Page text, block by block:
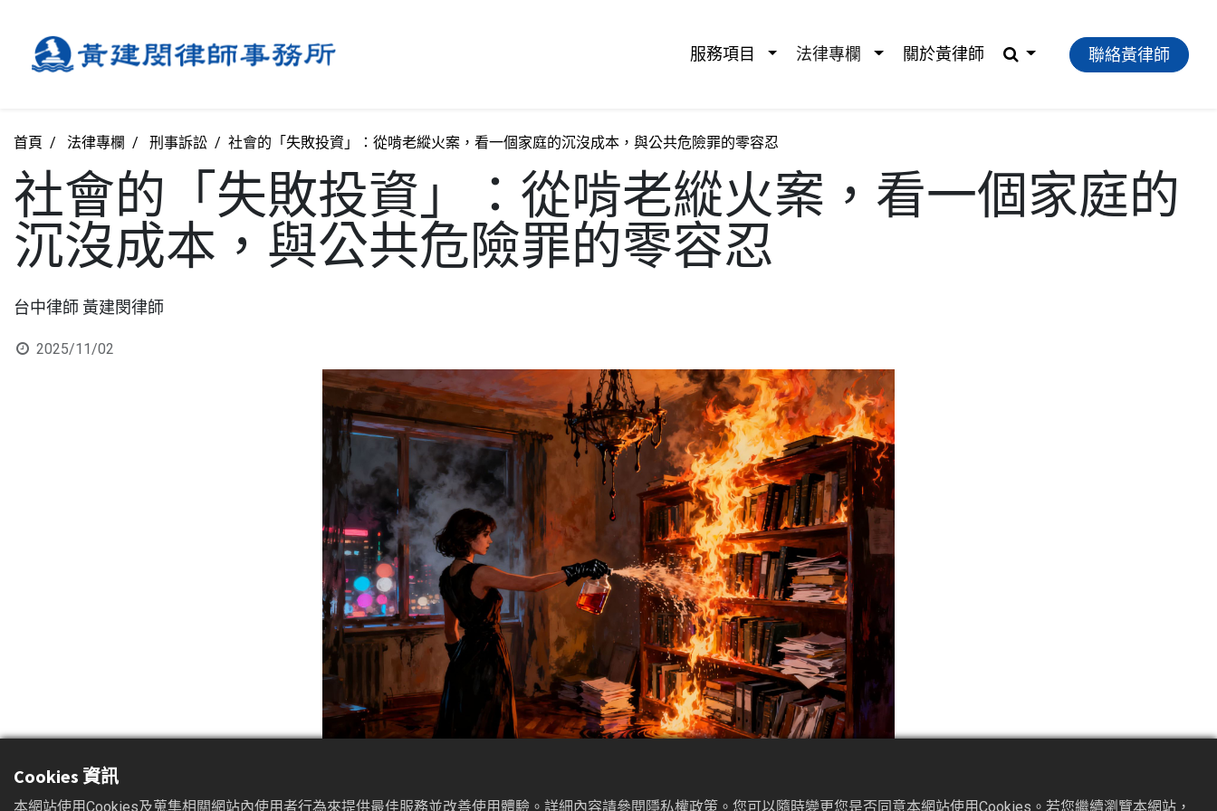
服務項⽬ 法律專欄 關於黃律師 聯絡黃律師
首頁 法律專欄 刑事訴訟 社會的「失敗投資」：從啃老縱火案，看一個家庭的沉沒成本，與公共危險罪的零容忍
社會的「失敗投資」：從啃老縱火案，看一個家庭的
沉沒成本，與公共危險罪的零容忍
台中律師 黃建閔律師
2025/11/02
Cookies 資訊
本網站使用Cookies及蒐集相關網站內使用者行為來提供最佳服務並改善使用體驗。詳細內容請參閱隱私權政策。您可以隨時變更您是否同意本網站使用Cookies。若您繼續瀏覽本網站，